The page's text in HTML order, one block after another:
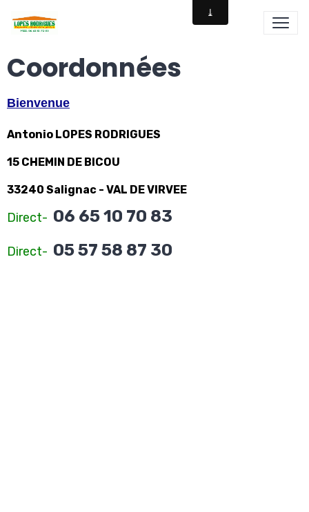
Coordonnées
Bienvenue
Antonio LOPES RODRIGUES
15 CHEMIN DE BICOU
33240 Salignac - VAL DE VIRVEE
Direct- 06 65 10 70 83
Direct- 05 57 58 87 30